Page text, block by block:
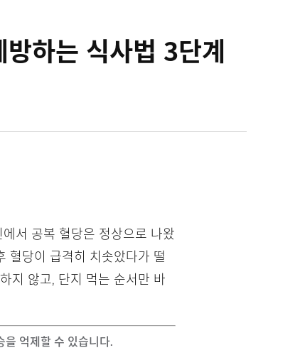
하는 식사법 3단계
서 공복 혈당은 정상으로 나왔
혈당이 급격히 치솟았다가 떨
지 않고, 단지 먹는 순서만 바
억제할 수 있습니다.